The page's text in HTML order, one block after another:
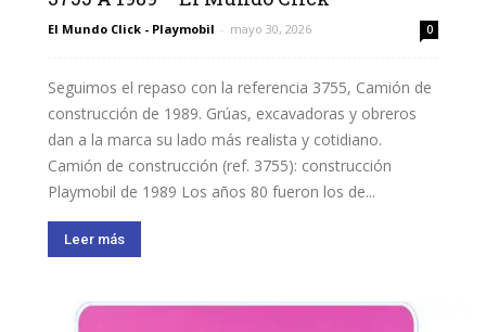
El Mundo Click - Playmobil - mayo 30, 2026 0
Seguimos el repaso con la referencia 3755, Camión de
construcción de 1989. Grúas, excavadoras y obreros
dan a la marca su lado más realista y cotidiano.
Camión de construcción (ref. 3755): construcción
Playmobil de 1989 Los años 80 fueron los de...
Leer más